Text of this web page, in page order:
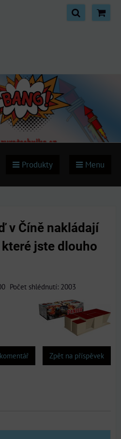
Produkty Menu
v Číně nakládají
jste dlouho
Počet shlédnutí: 2003
Zpět na příspěvek